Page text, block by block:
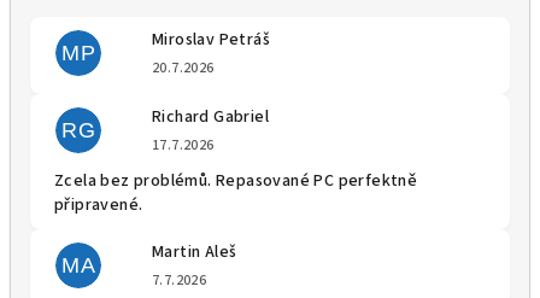
MP
Miroslav Petráš
20.7.2026
RG
Richard Gabriel
17.7.2026
Zcela bez problémů. Repasované PC perfektně
připravené.
MA
Martin Aleš
7.7.2026